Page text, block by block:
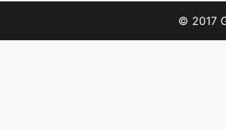
© 2017